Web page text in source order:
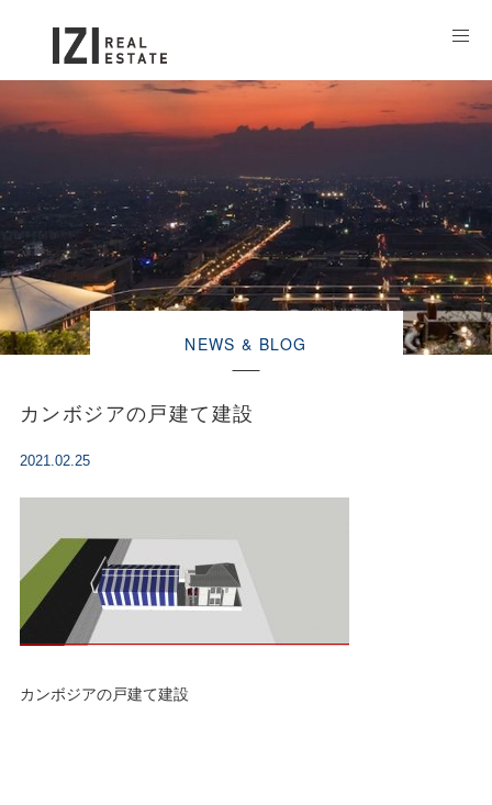
NEWS & BLOG
カンボジアの戸建て建設
2021.02.25
カンボジアの戸建て建設